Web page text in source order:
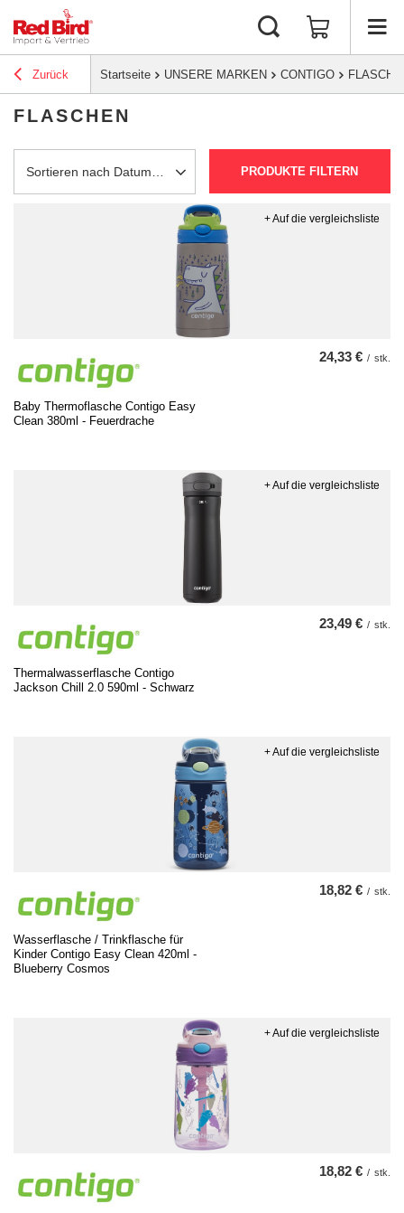
Zurück Startseite UNSERE MARKEN CONTIGO
FLASCHEN
Sortierung ändern
Sortieren nach Datum absteigend PRODUKTE FILTERN
Baby Thermoflasche Contigo Easy
Clean 380ml - Feuerdrache
24,33 € / stk.
+ Auf die vergleichsliste
Thermalwasserflasche Contigo
Jackson Chill 2.0 590ml - Schwarz
23,49 € / stk.
+ Auf die vergleichsliste
Wasserflasche / Trinkflasche für
Kinder Contigo Easy Clean 420ml -
Blueberry Cosmos
18,82 € / stk.
+ Auf die vergleichsliste
18,82 € / stk.
+ Auf die vergleichsliste